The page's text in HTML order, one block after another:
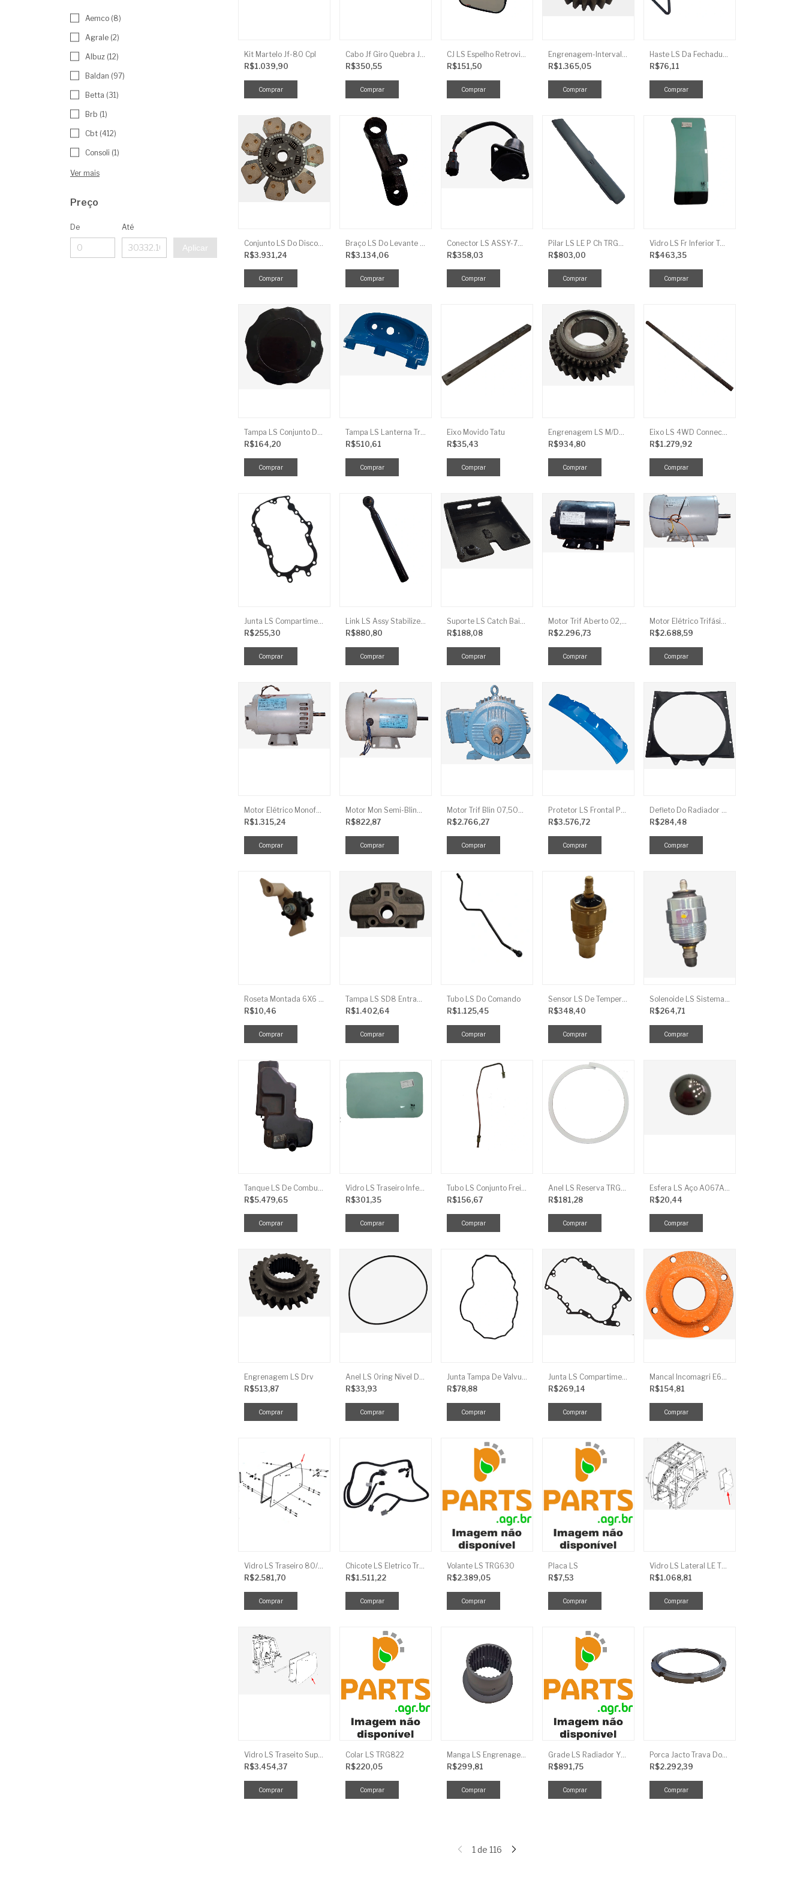
Aemco (8)
Agrale (2)
Albuz (12)
Baldan (97)
Betta (31)
Brb (1)
Cbt (412)
Consoli (1)
Ver mais
Preço
De Até
Aplicar
Kit Martelo Jf-80 Cpl
R$1.039,90
Cabo Jf Giro Quebra Jato Jf-92 Z10
R$350,55
CJ LS Espelho Retrovisor
R$151,50
Engrenagem-Intervalo Contador Direção-TR
R$1.365,05
Haste LS Da Fechadura TRG 830
R$76,11
Conjunto LS Do Disco De Embreagem TRG250
R$3.931,24
Braço LS Do Levante Direito P/Cilindro
R$3.134,06
Conector LS ASSY-7P(ASAE) TRG730FCI
R$358,03
Pilar LS LE P Ch TRG864FCI
R$803,00
Vidro LS Fr Inferior TGR863
R$463,35
Tampa LS Conjunto De Combustivel G040FCI
R$164,20
Tampa LS Lanterna Traseira Direita
R$510,61
Eixo Movido Tatu
R$35,43
Engrenagem LS M/DRV 3ª TRG 281
R$934,80
Eixo LS 4WD Connect TRG2888
R$1.279,92
Junta LS Compartimento Traseiro EGQ155
R$255,30
Link LS Assy Stabilize FG896
R$880,80
Suporte LS Catch Baixa
R$188,08
Motor Trif Aberto 02,00CV 4P
R$2.296,73
Motor Elétrico Trifásico Semi-Blindado 2CV 4 Polos IP44
R$2.688,59
Motor Elétrico Monofásico Aberto 0,5CV 4 Polos
R$1.315,24
Motor Mon Semi-Blind 00,50CV 4P IP44
R$822,87
Motor Trif Blin 07,50CV 2P 04 V IP56
R$2.766,27
Protetor LS Frontal Para-Lama LE SBG870FCI
R$3.576,72
Defleto Do Radiador LS TRG170
R$284,48
Roseta Montada 6X6 Soja Universal
R$10,46
Tampa LS SD8 Entrada TRG 827
R$1.402,64
Tubo LS Do Comando
R$1.125,45
Sensor LS De Temperatura TRG750
R$348,40
Solenoide LS Sistema De Combustivel Q1250156
R$264,71
Tanque LS De Combustivel TRG040
R$5.479,65
Vidro LS Traseiro Inferior
R$301,35
Tubo LS Conjunto Freio LD F G670
R$156,67
Anel LS Reserva TRG826
R$181,28
Esfera LS Aço A067A006
R$20,44
Engrenagem LS Drv
R$513,87
Anel LS Oring Nivel De Oleo EGQ125
R$33,93
Junta Tampa De Valvula LS
R$78,88
Junta LS Compartimento Traseiro EGQ155
R$269,14
Mancal Incomagri E600
R$154,81
Vidro LS Traseiro 80/90/100
R$2.581,70
Chicote LS Eletrico Traseiro TRG730FCI
R$1.511,22
Volante LS TRG630
R$2.389,05
Placa LS
R$7,53
Vidro LS Lateral LE TRG863
R$1.068,81
Vidro LS Traseito Superior TR
R$3.454,37
Colar LS TRG822
R$220,05
Manga LS Engrenagem TRG281
R$299,81
Grade LS Radiador YMR TRG170
R$891,75
Porca Jacto Trava Dos Rolamentos
R$2.292,39
1 de 116